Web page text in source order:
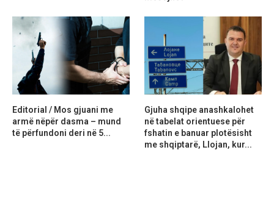
Editorial / Mos gjuani me
armë nëpër dasma – mund
të përfundoni deri në 5...
Gjuha shqipe anashkalohet
në tabelat orientuese për
fshatin e banuar plotësisht
me shqiptarë, Llojan, kur...